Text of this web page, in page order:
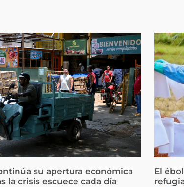
su apertura económica
la crisis escuece cada día
El